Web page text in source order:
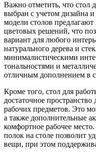
Важно отметить, что стол
выбран с учетом дизайна
модели столов
цветовых решений, что
вариант для любого
натурального дерева и
минималистическими
тональностями и
отличным дополнением в
Кроме того, стол для
достаточное
рабочих предметов. Это
а также дополнительные
комфортное рабочее
полок на столе позволит
вещи, при этом